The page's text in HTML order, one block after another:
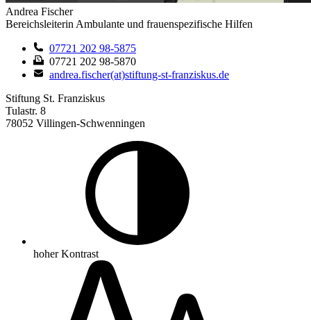
Andrea Fischer
Bereichsleiterin Ambulante und frauenspezifische Hilfen
07721 202 98-5875
07721 202 98-5870
andrea.fischer(at)stiftung-st-franziskus.de
Stiftung St. Franziskus
Tulastr. 8
78052 Villingen-Schwenningen
hoher Kontrast